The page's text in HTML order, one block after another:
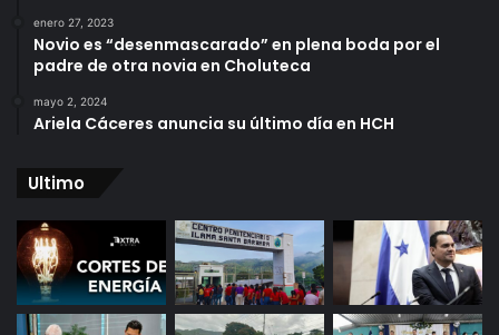
enero 27, 2023
Novio es “desenmascarado” en plena boda por el
padre de otra novia en Choluteca
mayo 2, 2024
Ariela Cáceres anuncia su último día en HCH
Ultimo